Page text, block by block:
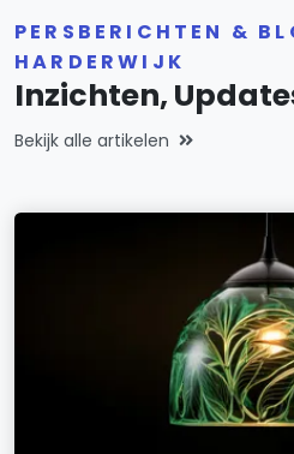
PERSBERICHTEN &
HARDERWIJK
Inzichten,
Bekijk alle artikelen